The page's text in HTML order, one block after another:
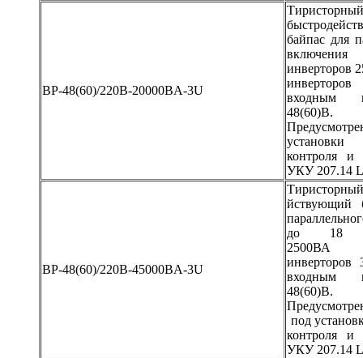
BP-48(60)/220B-20000BA-3U
Тиристорный
байпас для
инверторов
входным
48(60)В.
установки
контроля и
УКУ 207.14
BP-48(60)/220B-45000BA-3U
йствующий
до 18
2500ВА
входным
48(60)В.
под
контроля и
УКУ 207.14